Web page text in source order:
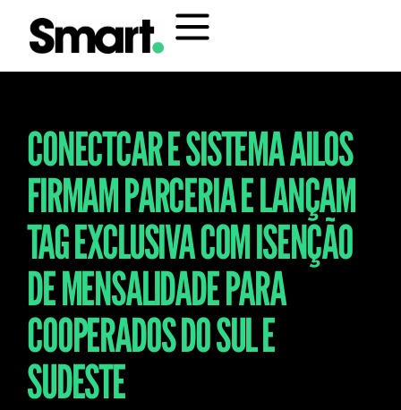
CONECTCAR E SISTEMA AILOS
FIRMAM PARCERIA E LANÇAM
TAG EXCLUSIVA COM ISENÇÃO
DE MENSALIDADE PARA
COOPERADOS DO SUL E
SUDESTE